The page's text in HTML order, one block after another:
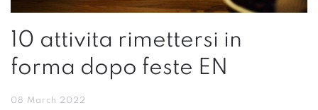
10 attivita rimettersi in
forma dopo feste EN
08 March 2022